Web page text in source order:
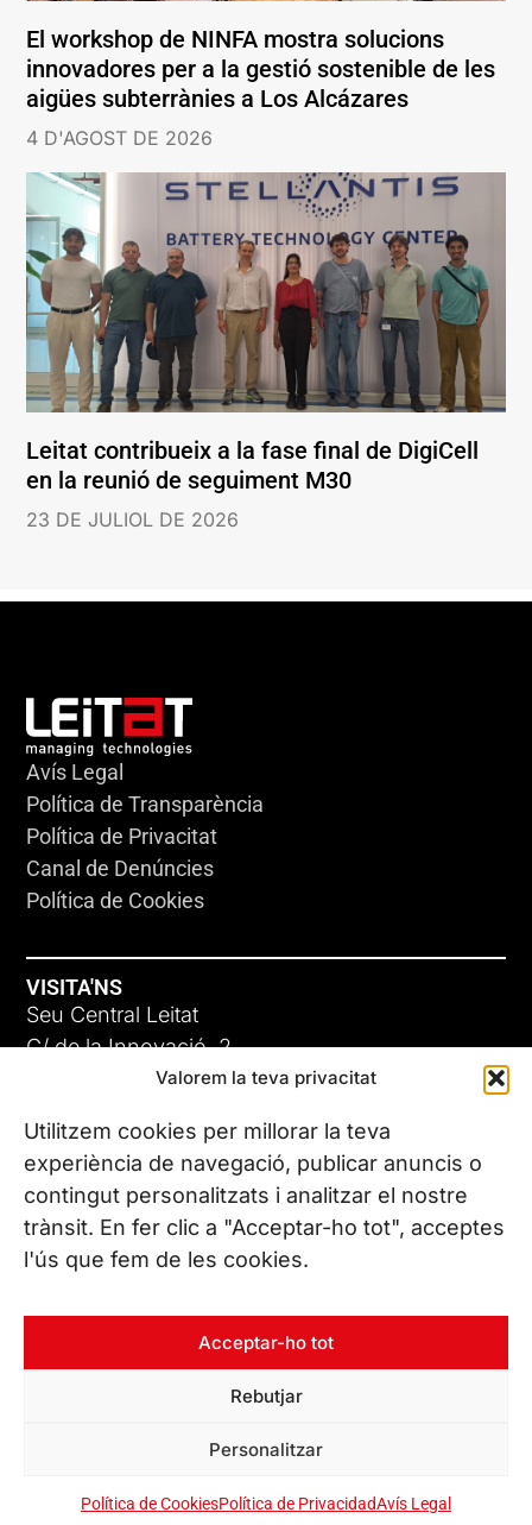
Valorem la teva privacitat
Utilitzem cookies per millorar la teva
experiència de navegació, publicar anuncis o
contingut personalitzats i analitzar el nostre
trànsit. En fer clic a "Acceptar-ho tot", acceptes
l'ús que fem de les cookies.
Acceptar-ho tot
Rebutjar
Personalitzar
Política de CookiesPolítica de PrivacidadAvís Legal
El workshop de NINFA mostra solucions
innovadores per a la gestió sostenible de les
aigües subterrànies a Los Alcázares
4 D'AGOST DE 2026
Leitat contribueix a la fase final de DigiCell
en la reunió de seguiment M30
23 DE JULIOL DE 2026
Avís Legal
Política de Transparència
Política de Privacitat
Canal de Denúncies
Política de Cookies
VISITA'NS
Seu Central Leitat
C/ de la Innovació, 2
08225 Terrassa, (Barcelona)
Coneix les nostres seus
CONTACTA’NS
Tel. (+34) 937 882 300